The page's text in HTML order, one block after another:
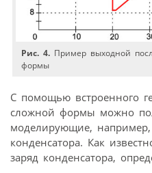
Рис. 4. Пример выходной
формы
С помощью встроенного
сложной формы можно
моделирующие, например,
конденсатора. Как
заряд конденсатора,